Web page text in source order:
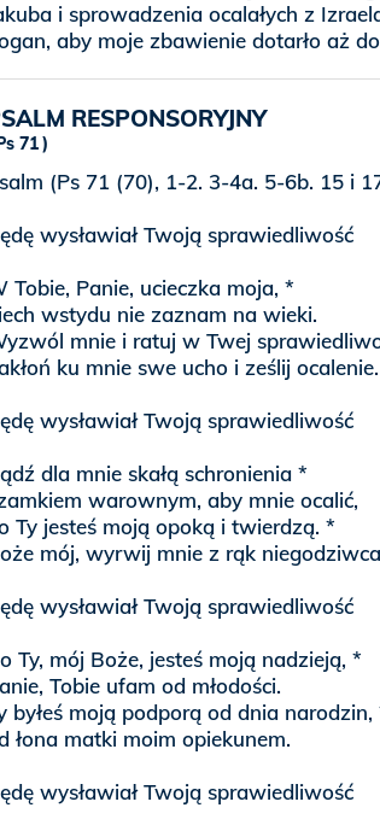
i sprowadzenia ocalałych z
aby moje zbawienie dotarło aż
RESPONSORYJNY
71
(Ps 71 (70), 1-2. 3-4a. 5-6b. 15 i
wysławiał Twoją sprawiedliwość
Tobie, Panie, ucieczka moja, *
wstydu nie zaznam na wieki.
mnie i ratuj w Twej
ku mnie swe ucho i ześlij ocalenie.
wysławiał Twoją sprawiedliwość
dla mnie skałą schronienia *
warownym, aby mnie ocalić,
Ty jesteś moją opoką i twierdzą. *
mój, wyrwij mnie z rąk
wysławiał Twoją sprawiedliwość
Ty, mój Boże, jesteś moją nadzieją, *
Tobie ufam od młodości.
byłeś moją podporą od dnia narodzin,
łona matki moim opiekunem.
wysławiał Twoją sprawiedliwość